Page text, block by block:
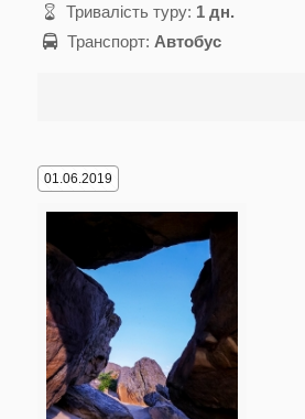
Тривалість туру: 1 дн.
Транспорт: Автобус
01.06.2019